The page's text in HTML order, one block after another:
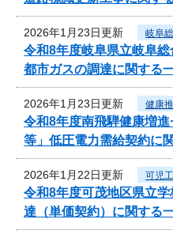
2026年1月23日更新 岐阜
令和8年度岐阜県立岐阜
都市ガスの調達に関する
2026年1月23日更新 健康
令和8年度南飛騨健康増
等」低圧電力需給契約に
2026年1月22日更新 可児
令和8年度可茂地区県立
達（単価契約）に関する